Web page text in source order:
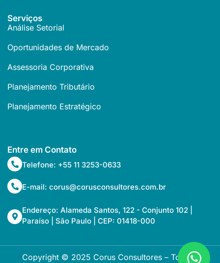
Serviços
Análise Setorial
Oportunidades de Mercado
Assessoria Corporativa
Planejamento Tributário
Planejamento Estratégico
Entre em Contato
Telefone: +55 11 3253-0633
E-mail: corus@corusconsultores.com.br
Endereço: Alameda Santos, 122 - Conjunto 102 |
Paraíso | São Paulo | CEP: 01418-000
Copyright © 2025 Corus Consultores – Todos os